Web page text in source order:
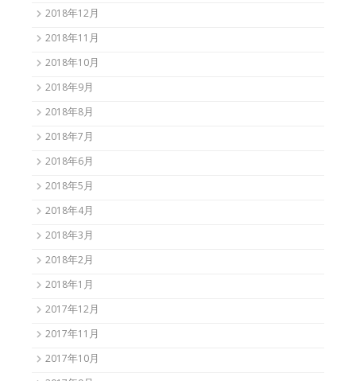
2018年12月
2018年11月
2018年10月
2018年9月
2018年8月
2018年7月
2018年6月
2018年5月
2018年4月
2018年3月
2018年2月
2018年1月
2017年12月
2017年11月
2017年10月